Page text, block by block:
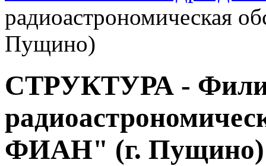
радиоастрономическая
Пущино)
СТРУКТУРА -
ФИАН" (г. Пущино)